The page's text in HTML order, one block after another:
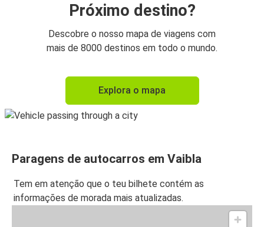
Próximo destino?
Descobre o nosso mapa de viagens com
mais de 8000 destinos em todo o mundo.
Explora o mapa
Paragens de autocarros em Vaibla
Tem em atenção que o teu bilhete contém as
informações de morada mais atualizadas.